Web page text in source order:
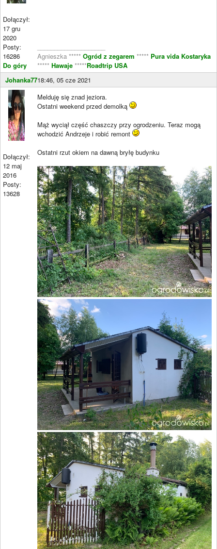
Dołączył:
17 gru
2020
Posty:
16286
Do góry
Agnieszka ***** Ogród z zegarem ***** Pura vida Kostaryka
***** Hawaje *****Roadtrip USA
Johanka7718:46, 05 cze 2021
Dołączył:
12 maj
2016
Posty:
13628
Melduję się znad jeziora.
Ostatni weekend przed demolką
Mąż wyciął część chaszczy przy ogrodzeniu. Teraz mogą
wchodzić Andrzeje i robić remont
Ostatni rzut okiem na dawną bryłę budynku